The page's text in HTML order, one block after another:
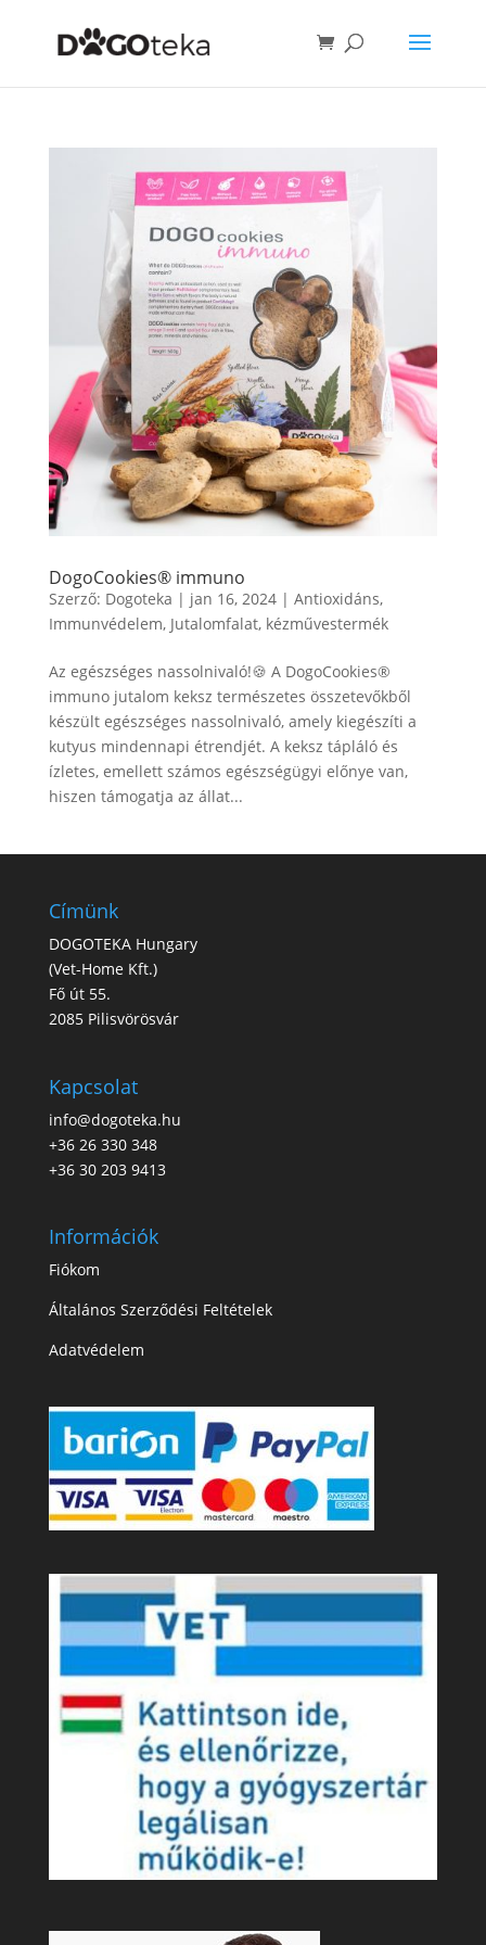
DogoCookies® immuno
Szerző: Dogoteka | jan 16, 2024| Antioxidáns,
Immunvédelem, Jutalomfalat, kézművestermék
Az egészséges nassolnivaló!🍪 A DogoCookies®
immuno jutalom keksz természetes összetevőkből
készült egészséges nassolnivaló, amely kiegészíti a
kutyus mindennapi étrendjét. A keksz tápláló és
ízletes, emellett számos egészségügyi előnye van,
hiszen támogatja az állat...
Címünk
DOGOTEKA Hungary
(Vet-Home Kft.)
Fő út 55.
2085 Pilisvörösvár
Kapcsolat
info@dogoteka.hu
+36 26 330 348
+36 30 203 9413
Információk
Fiókom
Általános Szerződési Feltételek
Adatvédelem